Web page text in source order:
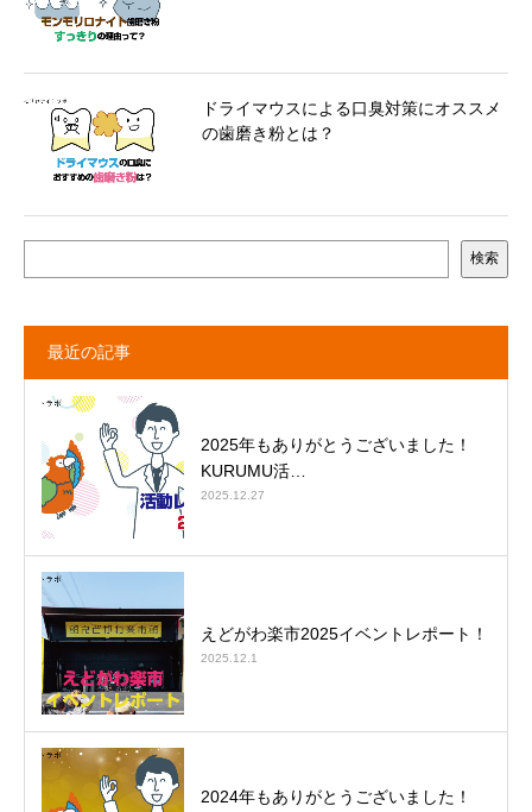
ドライマウスによる口臭対策にオススメ
の歯磨き粉とは？
検索
最近の記事
2025年もありがとうございました！
KURUMU活…
2025.12.27
えどがわ楽市2025イベントレポート！
2025.12.1
2024年もありがとうございました！